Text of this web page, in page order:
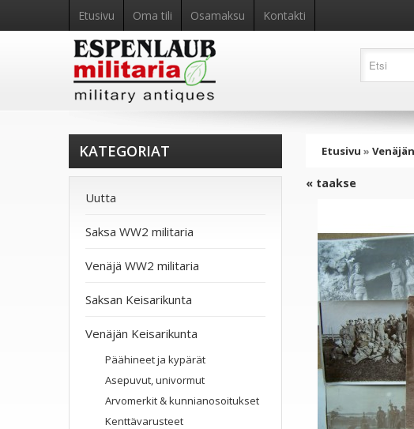
Etusivu Oma tili Osamaksu Kontakti
Etusivu »
« taakse
KATEGORIAT
Uutta
Saksa WW2 militaria
Venäjä WW2 militaria
Saksan Keisarikunta
Venäjän Keisarikunta
Päähineet ja kypärät
Asepuvut, univormut
Arvomerkit & kunnianosoitukset
Kenttävarusteet